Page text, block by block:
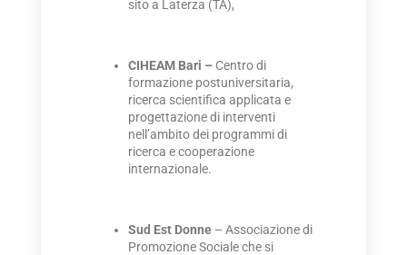
sito a Laterza (TA),
CIHEAM Bari – Centro di
formazione postuniversitaria,
ricerca scientifica applicata e
progettazione di interventi
nell’ambito dei programmi di
ricerca e cooperazione
internazionale.
Sud Est Donne –Associazione di
Promozione Sociale che si